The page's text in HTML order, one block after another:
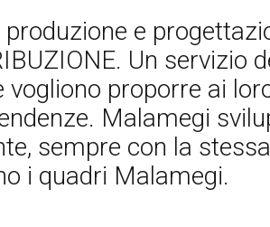
e
Un servizio
proporre ai
Malamegi
sempre con la
i quadri Malamegi.